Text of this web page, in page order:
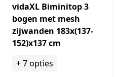
vidaXL Biminitop 3
bogen met mesh
zijwanden 183x(137-
152)x137 cm
+7opties